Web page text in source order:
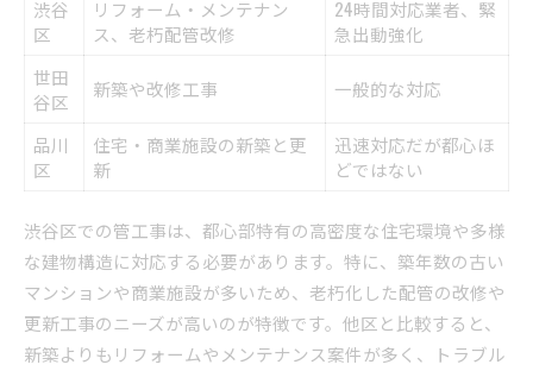
渋谷
区
リフォーム・メンテナン
ス、老朽配管改修
24時間対応業者、緊
急出動強化
世田
谷区
新築や改修工事 一般的な対応
品川
区
住宅・商業施設の新築と更
新
迅速対応だが都心ほ
どではない
渋谷区での管工事は、都心部特有の高密度な住宅環境や多様
な建物構造に対応する必要があります。特に、築年数の古い
マンションや商業施設が多いため、老朽化した配管の改修や
更新工事のニーズが高いのが特徴です。他区と比較すると、
新築よりもリフォームやメンテナンス案件が多く、トラブル